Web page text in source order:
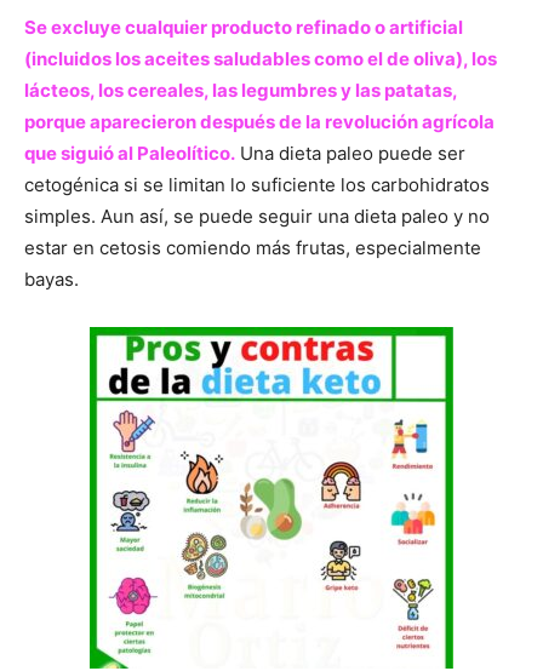
Se excluye cualquier producto refinado o artificial
(incluidos los aceites saludables como el de oliva), los
lácteos, los cereales, las legumbres y las patatas,
porque aparecieron después de la revolución agrícola
que siguió al Paleolítico. Una dieta paleo puede ser
cetogénica si se limitan lo suficiente los carbohidratos
simples. Aun así, se puede seguir una dieta paleo y no
estar en cetosis comiendo más frutas, especialmente
bayas.